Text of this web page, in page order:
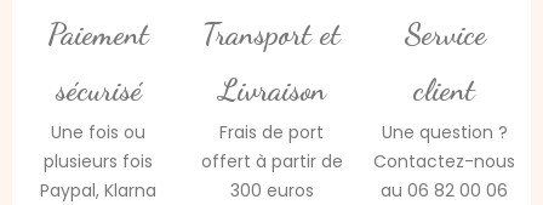
Paiement
sécurisé
Une fois ou
plusieurs fois
Paypal, Klarna
Transport et
Livraison
Frais de port
offert à partir de
300 euros
Service
client
Une question ?
Contactez-nous
au 06 82 00 06